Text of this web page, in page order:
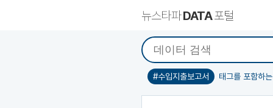
뉴스타파DATA포털
#수입지출보고서 태그를 포함하는